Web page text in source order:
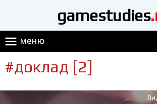
gamestudies
меню
#доклад [2]